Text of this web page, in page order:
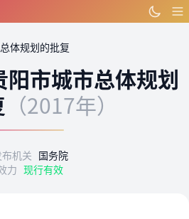
体规划的批复
阳市城市总体规划
（2017年）
布机关 国务院
力 现行有效